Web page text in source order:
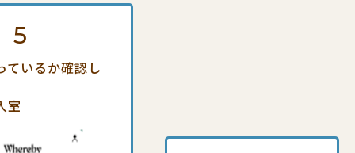
5
ているか確認し
室